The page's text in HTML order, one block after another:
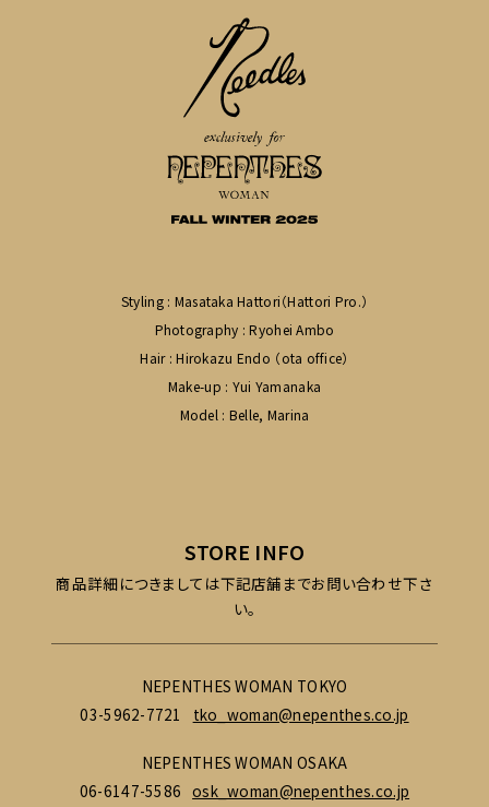
Styling : Masataka Hattori（Hattori Pro.）
Photography : Ryohei Ambo
Hair : Hirokazu Endo （ota office）
Make-up : Yui Yamanaka
Model : Belle, Marina
STORE INFO
商品詳細につきましては下記店舗までお問い合わせ下さ
い。
NEPENTHES WOMAN TOKYO
03-5962-7721 tko_woman@nepenthes.co.jp
NEPENTHES WOMAN OSAKA
06-6147-5586osk_woman@nepenthes.co.jp